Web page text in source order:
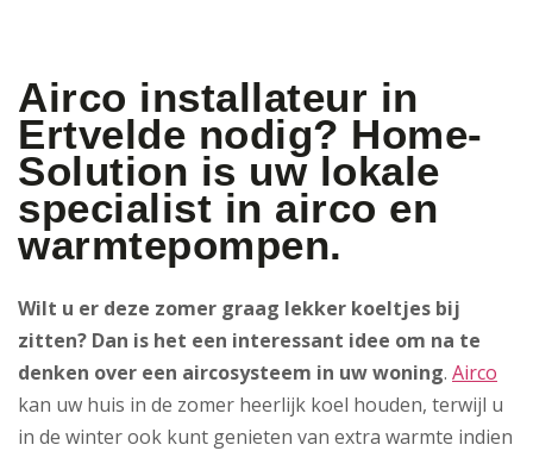
Airco installateur in
Ertvelde nodig? Home-
Solution is uw lokale
specialist in airco en
warmtepompen.
Wilt u er deze zomer graag lekker koeltjes bij
zitten? Dan is het een interessant idee om na te
denken over een aircosysteem in uw woning. Airco
kan uw huis in de zomer heerlijk koel houden, terwijl u
in de winter ook kunt genieten van extra warmte indien